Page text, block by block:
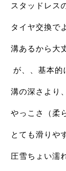
スタッドレス
タイヤ交換で
溝あるから大
が、、基本的
溝の深さ より
やっこさ（柔
とても滑りや
圧雪ちょい濡